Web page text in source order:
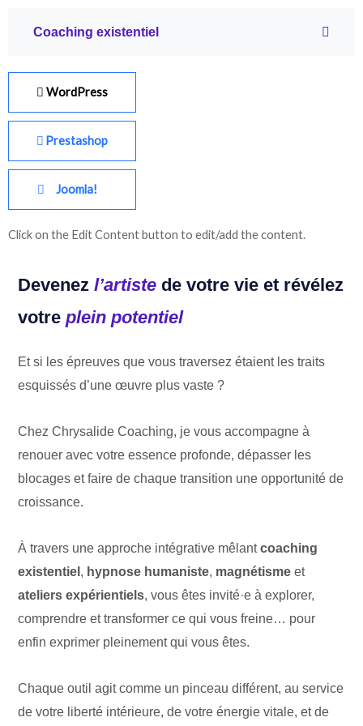
Coaching existentiel
WordPress
Prestashop
Joomla!
Click on the Edit Content button to edit/add the content.
Devenez l’artiste de votre vie et révélez
votre plein potentiel
Et si les épreuves que vous traversez étaient les traits
esquissés d’une œuvre plus vaste ?
Chez Chrysalide Coaching, je vous accompagne à
renouer avec votre essence profonde, dépasser les
blocages et faire de chaque transition une opportunité de
croissance.
À travers une approche intégrative mêlantcoaching
existentiel , hypnose humaniste, magnétisme et
ateliers expérientiels, vous êtes invité·e à explorer,
comprendre et transformer ce qui vous freine… pour
enfin exprimer pleinement qui vous êtes.
Chaque outil agit comme un pinceau différent, au service
de votre liberté intérieure, de votre énergie vitale, et de